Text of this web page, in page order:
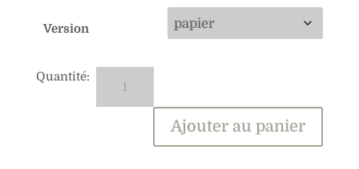
Version
Ajouter au panier
e